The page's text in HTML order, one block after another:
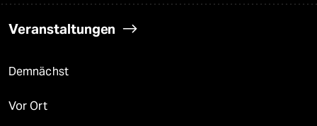
Veranstaltungen
Demnächst
Vor Ort